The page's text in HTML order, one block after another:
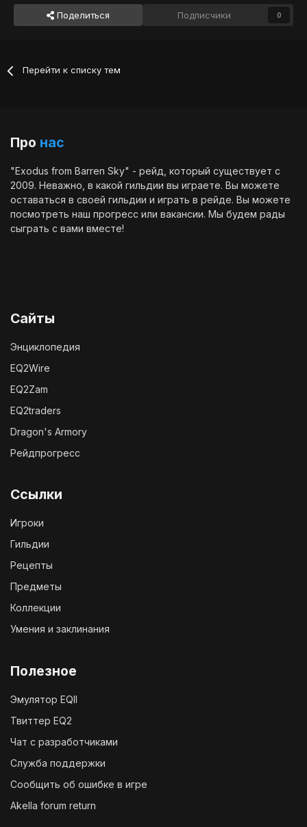
Поделиться Подписчики 0
Перейти к списку тем
Про нас
"Exodus from Barren Sky" - рейд, который существует с
2009. Неважно, в какой гильдии вы играете. Вы можете
оставаться в своей гильдии и играть в рейде. Вы можете
посмотреть наш прогресс или вакансии. Мы будем рады
сыграть с вами вместе!
Сайты
Энциклопедия
EQ2Wire
EQ2Zam
EQ2traders
Dragon's Armory
Рейдпрогресс
Ссылки
Игроки
Гильдии
Рецепты
Предметы
Коллекции
Умения и заклинания
Полезное
Эмулятор EQII
Твиттер EQ2
Чат с разработчиками
Служба поддержки
Сообщить об ошибке в игре
Akella forum return